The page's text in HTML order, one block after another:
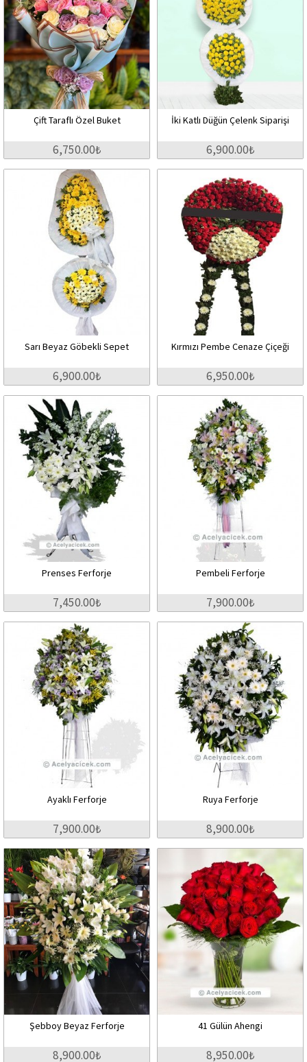
Çift Taraflı Özel Buket
6,750.00₺
İki Katlı Düğün Çelenk Siparişi
6,900.00₺
Sarı Beyaz Göbekli Sepet
6,900.00₺
Kırmızı Pembe Cenaze Çiçeği
6,950.00₺
Prenses Ferforje
7,450.00₺
Pembeli Ferforje
7,900.00₺
Ayaklı Ferforje
7,900.00₺
Ruya Ferforje
8,900.00₺
Şebboy Beyaz Ferforje
8,900.00₺
41 Gülün Ahengi
8,950.00₺